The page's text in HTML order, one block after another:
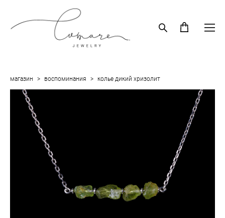
магазин > воспоминания > колье дикий хризолит